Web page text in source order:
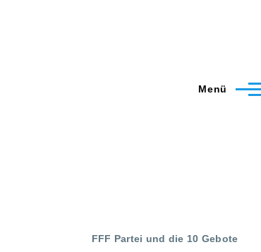
Menü
FFF Partei und die 10 Gebote